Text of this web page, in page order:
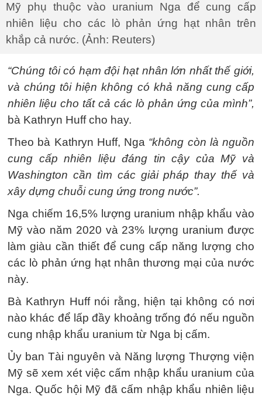
Mỹ phụ thuộc vào uranium Nga để cung cấp
nhiên liệu cho các lò phản ứng hạt nhân trên
khắp cả nước. (Ảnh: Reuters)
“Chúng tôi có hạm đội hạt nhân lớn nhất thế giới,
và chúng tôi hiện không có khả năng cung cấp
nhiên liệu cho tất cả các lò phản ứng của mình”,
bà Kathryn Huff cho hay.
Theo bà Kathryn Huff, Nga “không còn là nguồn
cung cấp nhiên liệu đáng tin cậy của Mỹ và
Washington cần tìm các giải pháp thay thế và
xây dựng chuỗi cung ứng trong nước”.
Nga chiếm 16,5% lượng uranium nhập khẩu vào
Mỹ vào năm 2020 và 23% lượng uranium được
làm giàu cần thiết để cung cấp năng lượng cho
các lò phản ứng hạt nhân thương mại của nước
này.
Bà Kathryn Huff nói rằng, hiện tại không có nơi
nào khác để lấp đầy khoảng trống đó nếu nguồn
cung nhập khẩu uranium từ Nga bị cấm.
Ủy ban Tài nguyên và Năng lượng Thượng viện
Mỹ sẽ xem xét việc cấm nhập khẩu uranium của
Nga. Quốc hội Mỹ đã cấm nhập khẩu nhiên liệu